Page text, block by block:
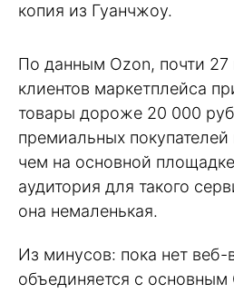
копия из Гуанчжоу.
По данным Ozon, почти
клиентов маркетплейса
товары дороже 20 000
премиальных
чем на основной
аудитория для такого
она немаленькая.
Из минусов: пока нет веб-
объединяется с основным